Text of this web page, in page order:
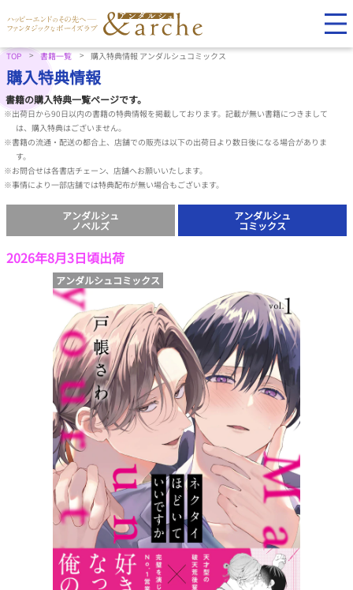
TOP 書籍一覧 購入特典情報 アンダルシュコミックス
購入特典情報
書籍の購入特典一覧ページです。
※出荷日から90日以内の書籍の特典情報を掲載しております。記載が無い書籍につきまして
は、購入特典はございません。
※書籍の流通・配送の都合上、店舗での販売は以下の出荷日より数日後になる場合がありま
す。
※お問合せは各書店チェーン、店舗へお願いいたします。
※事情により一部店舗では特典配布が無い場合もございます。
アンダルシュ
ノベルズ
アンダルシュ
コミックス
2026年8月3日頃出荷
アンダルシュコミックス